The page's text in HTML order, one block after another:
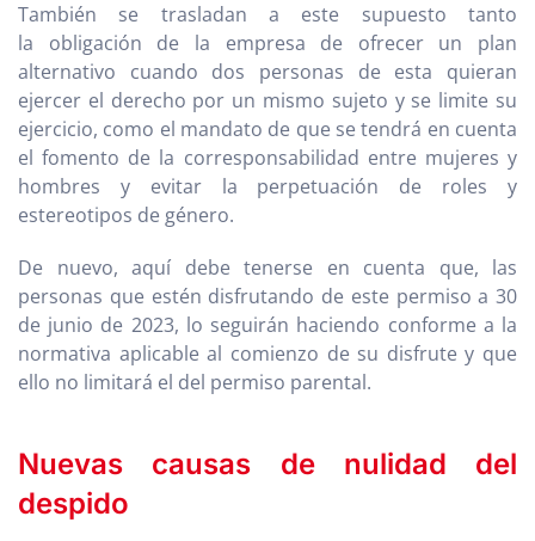
También se trasladan a este supuesto tanto
la obligación de la empresa de ofrecer un plan
alternativo cuando dos personas de esta quieran
ejercer el derecho por un mismo sujeto y se limite su
ejercicio, como el mandato de que se tendrá en cuenta
el fomento de la corresponsabilidad entre mujeres y
hombres y evitar la perpetuación de roles y
estereotipos de género.
De nuevo, aquí debe tenerse en cuenta que, las
personas que estén disfrutando de este permiso a 30
de junio de 2023, lo seguirán haciendo conforme a la
normativa aplicable al comienzo de su disfrute y que
ello no limitará el del permiso parental.
Nuevas causas de nulidad del
despido